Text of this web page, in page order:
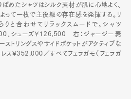
ばめたシャツはシルク素材が肌に心地よく、
って一枚で主役級の存在感を発揮する。リ
りと合わせてリラックスムードで。シャツ
、シューズ¥126,500 右：ジャージー素
ストリングスやサイドポケットがアクティブな
レス¥352,000／すべてフェラガモ（フェラガ